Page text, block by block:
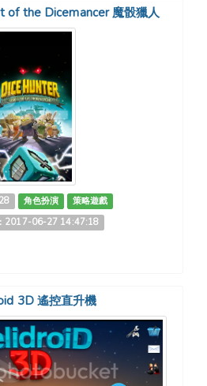
of the Dicemancer 魔骰獵人
角色扮演
策略遊戲
2017-06-27 14:47:18
3D 遙控直升機